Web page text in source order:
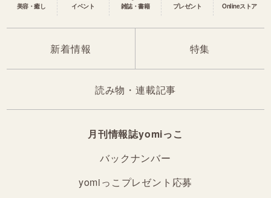
美容・癒し イベント 雑誌・書籍 プレゼント Onlineストア
新着情報 特集
読み物・連載記事
月刊情報誌yomiっこ
バックナンバー
yomiっこプレゼント応募